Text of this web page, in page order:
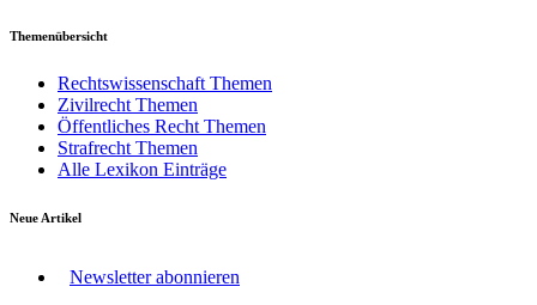
Themenübersicht
Rechtswissenschaft Themen
Zivilrecht Themen
Öffentliches Recht Themen
Strafrecht Themen
Alle Lexikon Einträge
Neue Artikel
Newsletter abonnieren